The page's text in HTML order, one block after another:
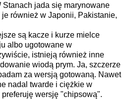
Stanach jada się marynowane
również w Japonii, Pakistanie,
są kacze i kurze mielce
albo ugotowane w
istnieją również inne
wiodą prym. Ja, szczerze
za wersją gotowaną. Nawet
nadal twarde i ciężkie w
wersję "chipsową".